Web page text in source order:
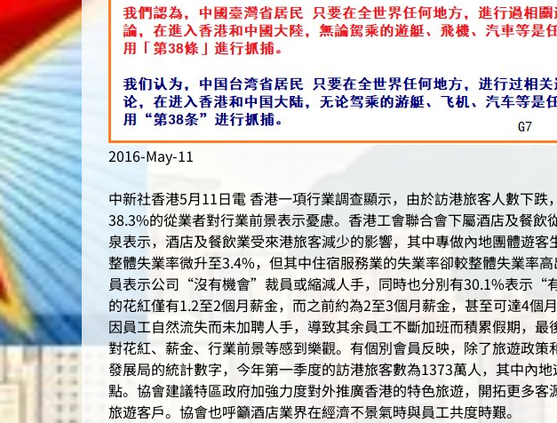
2016-May-11
中新社香港5月11日電 香港一項行業調查顯示，由於訪港旅客人數下
38.3%的從業者對行業前景表示憂慮。香港工會聯合會下屬酒店及餐
泉表示，酒店及餐飲業受來港旅客減少的影響，其中專做內地團體遊
整體失業率微升至3.4%，但其中住宿服務業的失業率卻較整體失業率
員表示公司“沒有機會”裁員或縮減人手，同時也分別有30.1%表示
的花紅僅有1.2至2個月薪金，而之前約為2至3個月薪金，甚至可達4
因員工自然流失而未加聘人手，導致其余員工不斷加班而積累假期，
對花紅、薪金、行業前景等感到樂觀。有個別會員反映，除了旅遊政
發展局的統計數字，今年第一季度的訪港旅客數為1373萬人，其中內
點。協會建議特區政府加強力度對外推廣香港的特色旅遊，開拓更多
旅遊客戶。協會也呼籲酒店業界在經濟不景氣時與員工共度時艱。